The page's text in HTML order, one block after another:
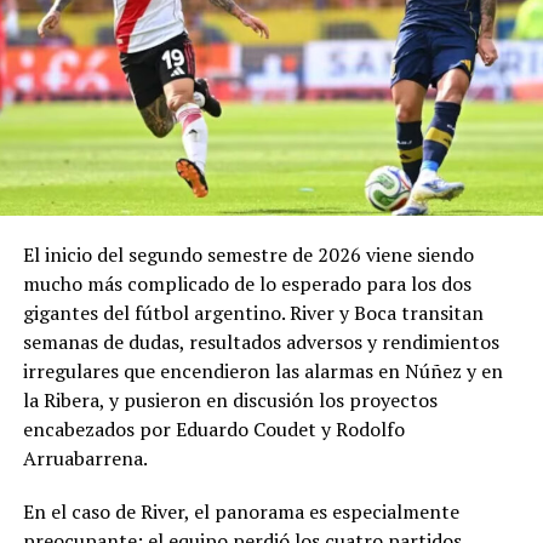
Lawson, de Racing Bulls; y George Russell, de Mercedes,
todos con 7,6.
Por detrás, el debutante Arvid Lindblad, de Racing Bulls,
está igualado con el vigente campeón Lando Norris, de
McLaren, en el séptimo lugar, los dos con un puntaje de
7,5. A su vez, Charles Leclerc, de Ferrari, figura en el
noveno puesto en soledad, con una valoración de 7,4.
Finalmente, Colapinto y Hadjar están igualados en el
décimo con 7,0 cada uno.
La propia página web oficial de la F1 acompañó la
puntuación de cada piloto con un análisis escrito sobre
su rendimiento, en el que destacaron que Colapinto
“mejoró notablemente en la consistencia durante su
“Seis carreras puntuando han sumado puntos al total de
El inicio del segundo semestre de 2026 viene siendo
mucho más complicado de lo esperado para los dos
gigantes del fútbol argentino. River y Boca transitan
semanas de dudas, resultados adversos y rendimientos
irregulares que encendieron las alarmas en Núñez y en
la Ribera, y pusieron en discusión los proyectos
encabezados por Eduardo Coudet y Rodolfo
Arruabarrena.
En el caso de River, el panorama es especialmente